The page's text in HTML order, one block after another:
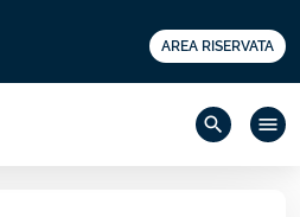
AREA RISERVATA
search menu